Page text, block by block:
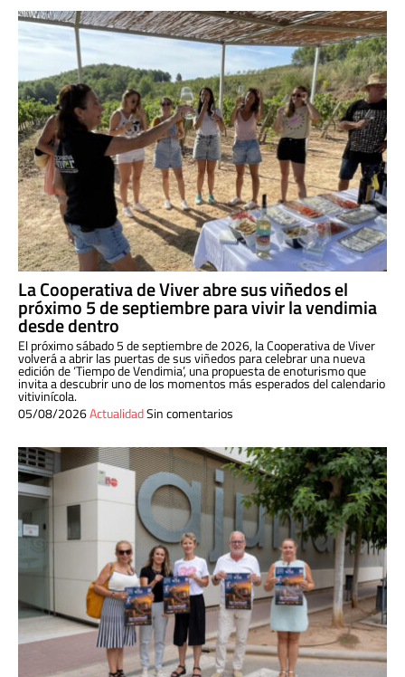
La Cooperativa de Viver abre sus viñedos el
próximo 5 de septiembre para vivir la vendimia
desde dentro
El próximo sábado 5 de septiembre de 2026, la Cooperativa de Viver
volverá a abrir las puertas de sus viñedos para celebrar una nueva
edición de ‘Tiempo de Vendimia’, una propuesta de enoturismo que
invita a descubrir uno de los momentos más esperados del calendario
vitivinícola.
05/08/2026ActualidadSin comentarios